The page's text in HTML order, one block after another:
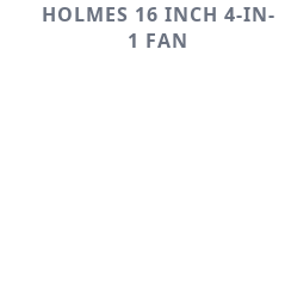
HOLMES 16 INCH 4-IN-
1 FAN